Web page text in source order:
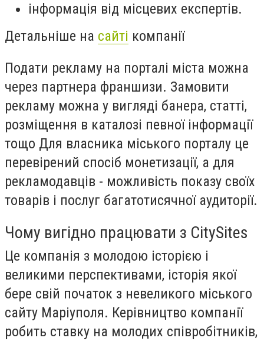
інформація від місцевих експертів.
Детальніше на сайті компанії
Подати рекламу на порталі міста можна
через партнера франшизи. Замовити
рекламу можна у вигляді банера, статті,
розміщення в каталозі певної інформації
тощо Для власника міського порталу це
перевірений спосіб монетизації, а для
рекламодавців - можливість показу своїх
товарів і послуг багатотисячної аудиторії.
Чому вигідно працювати з CitySites
Це компанія з молодою історією і
великими перспективами, історія якої
бере свій початок з невеликого міського
сайту Маріуполя. Керівництво компанії
робить ставку на молодих співробітників,